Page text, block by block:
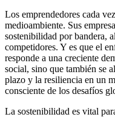
Los emprendedores cada
medioambiente. Sus
sostenibilidad por bandera,
competidores. Y es que el
responde a una creciente
social, sino que también se
plazo y la resiliencia en un
consciente de los desafíos
La sostenibilidad es vital